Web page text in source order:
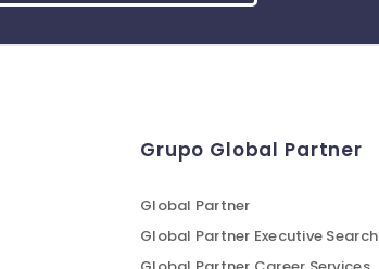
Grupo Global Partner
Global Partner
Global Partner Executive Search